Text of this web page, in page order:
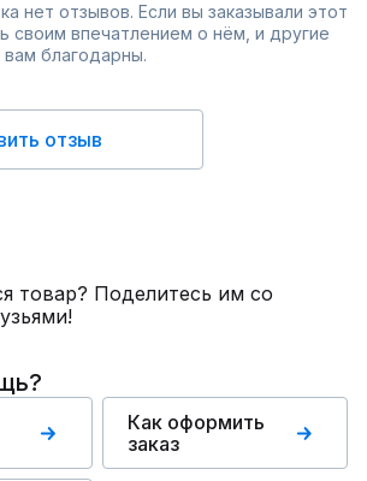
нет отзывов. Если вы заказывали этот
своим впечатлением о нём, и другие
благодарны.
отзыв
товар? Поделитесь им со
Как оформить
заказ